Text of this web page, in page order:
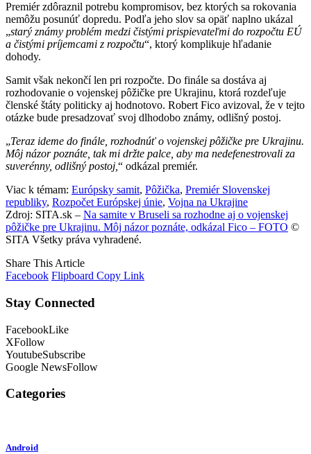
Premiér zdôraznil potrebu kompromisov, bez ktorých sa rokovania
nemôžu posunúť dopredu. Podľa jeho slov sa opäť naplno ukázal
„starý známy problém medzi čistými prispievateľmi do rozpočtu EÚ
a čistými príjemcami z rozpočtu“, ktorý komplikuje hľadanie
dohody.
Samit však nekončí len pri rozpočte. Do finále sa dostáva aj
rozhodovanie o vojenskej pôžičke pre Ukrajinu, ktorá rozdeľuje
členské štáty politicky aj hodnotovo. Robert Fico avizoval, že v tejto
otázke bude presadzovať svoj dlhodobo známy, odlišný postoj.
„Teraz ideme do finále, rozhodnúť o vojenskej pôžičke pre Ukrajinu.
Môj názor poznáte, tak mi držte palce, aby ma nedefenestrovali za
suverénny, odlišný postoj, “ odkázal premiér.
Viac k témam: Európsky samit, Pôžička, Premiér Slovenskej
republiky, Rozpočet Európskej únie, Vojna na Ukrajine
Zdroj: SITA.sk – Na samite v Bruseli sa rozhodne aj o vojenskej
pôžičke pre Ukrajinu. Môj názor poznáte, odkázal Fico – FOTO ©
SITA Všetky práva vyhradené.
Share This Article
Facebook Flipboard Copy Link
Stay Connected
FacebookLike
XFollow
YoutubeSubscribe
Google NewsFollow
Categories
Android